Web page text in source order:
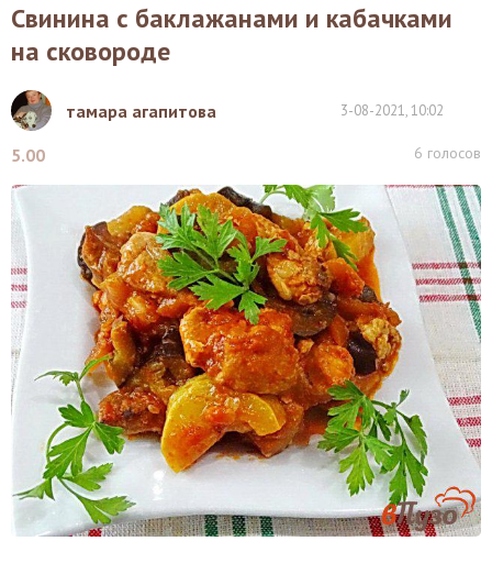
Свинина с баклажанами и кабачками
на сковороде
тамара агапитова 3-08-2021, 10:02
5.00 6 голосов